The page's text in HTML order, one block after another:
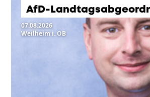
AfD-
07.08.2026
Weilheim i. OB